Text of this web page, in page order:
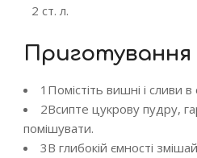
2 ст. л.
Приготування
1 Помістіть вишні і сливи
2Всипте цукрову пудру,
помішувати.
3В глибокій ємності